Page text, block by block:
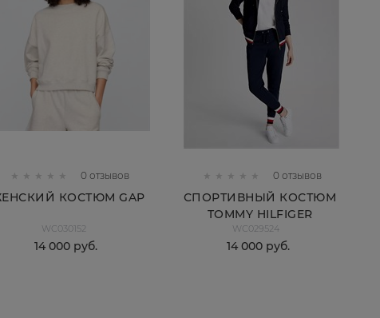
0 отзывов
КОСТЮМ GAP
WC030152
14 000 руб.
0 отзывов
СПОРТИВНЫЙ КОСТЮМ
TOMMY HILFIGER
WC029524
14 000 руб.